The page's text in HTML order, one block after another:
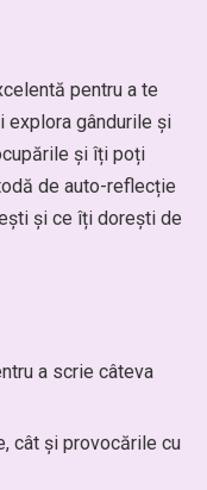
pentru a te
explora gândurile și
și îți poți
de auto-reflecție
și ce îți dorești de
a scrie câteva
cât și provocările cu